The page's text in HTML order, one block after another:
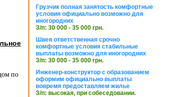
по
Грузчик полная занятость комфортные
условия официально возможно для
иногородних
З/п: 30 000 - 35 000 грн.
Швея ответственная срочно
комфортные условия стабильные
выплаты возможно для иногородних
З/п: 30 000 - 35 000 грн.
Инженер-конструктор с образованием
оформим официально выплаты
вовремя предоставляем жилье
З/п: высокая, при собеседовании.